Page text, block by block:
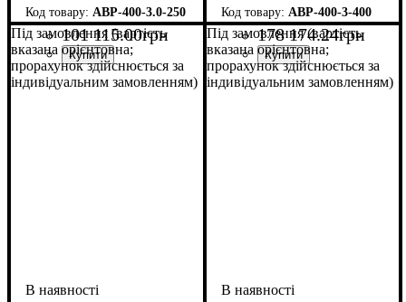
АВР-400-3.0-250
101 115.00грн
АВР-400-3-400
178 174.24грн
Під замовлення (вартість
вказана орієнтовна;
прорахунок здійснюється за
індивідуальним замовленням)
Під замовлення (вартість
вказана орієнтовна;
прорахунок здійснюється за
індивідуальним замовленням)